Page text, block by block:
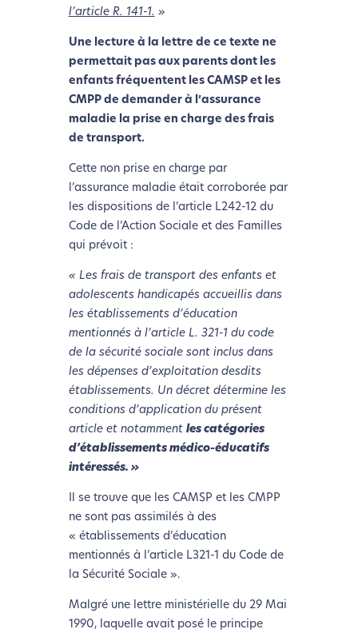
l’article R. 141-1. »
Une lecture à la lettre de ce texte ne
permettait pas aux parents dont les
enfants fréquentent les CAMSP et les
CMPP de demander à l’assurance
maladie la prise en charge des frais
de transport.
Cette non prise en charge par
l’assurance maladie était corroborée par
les dispositions de l’article L242-12 du
Code de l’Action Sociale et des Familles
qui prévoit :
« Les frais de transport des enfants et
adolescents handicapés accueillis dans
les établissements d’éducation
mentionnés à l’article L. 321-1 du code
de la sécurité sociale sont inclus dans
les dépenses d’exploitation desdits
établissements. Un décret détermine les
conditions d’application du présent
article et notamment les catégories
d’établissements médico-éducatifs
intéressés. »
Il se trouve que les CAMSP et les CMPP
ne sont pas assimilés à des
« établissements d’éducation
mentionnés à l’article L321-1 du Code de
la Sécurité Sociale ».
Malgré une lettre ministérielle du 29 Mai
1990, laquelle avait posé le principe